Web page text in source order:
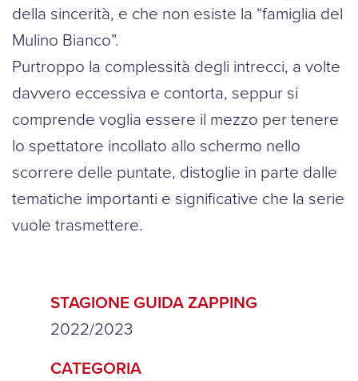
della sincerità, e che non esiste la “famiglia del
Mulino Bianco”.
Purtroppo la complessità degli intrecci, a volte
davvero eccessiva e contorta, seppur si
comprende voglia essere il mezzo per tenere
lo spettatore incollato allo schermo nello
scorrere delle puntate, distoglie in parte dalle
tematiche importanti e significative che la serie
vuole trasmettere.
STAGIONE GUIDA ZAPPING
2022/2023
CATEGORIA